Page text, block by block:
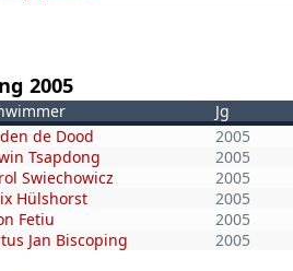
2005
Jg
de Dood
2005
Tsapdong
2005
Swiechowicz
2005
Hülshorst
2005
Fetiu
2005
Jan Biscoping 2005